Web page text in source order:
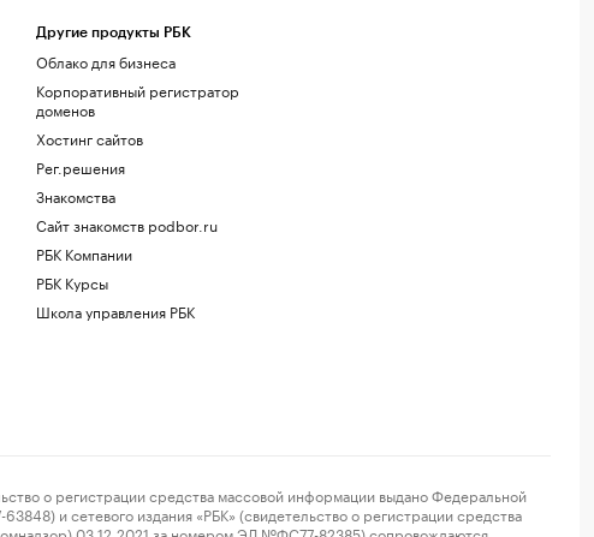
Другие продукты РБК
Облако для бизнеса
Корпоративный регистратор
доменов
Хостинг сайтов
Рег.решения
Знакомства
Сайт знакомств podbor.ru
РБК Компании
РБК Курсы
Школа управления РБК
о регистрации средства массовой информации выдано Федеральной
и сетевого издания «РБК» (свидетельство о регистрации средства